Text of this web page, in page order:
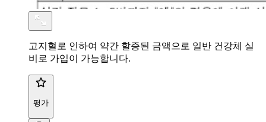
고지혈로 인하여 약간 할증된 금액으로 일반 건강체 실
비로 가입이 가능합니다.
평가